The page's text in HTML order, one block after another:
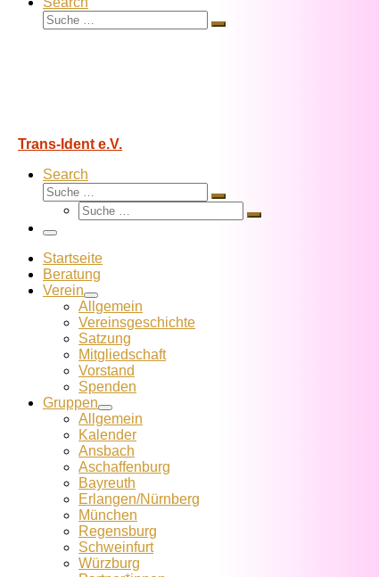
Suche
Suche
Trans-Ident e.V.
Search
Suche
Suche
Suche
Suche
Menü
Startseite
Beratung
Verein
Allgemein
Vereins­geschichte
Satzung
Mitglied­schaft
Vorstand
Spenden
Gruppen
Allgemein
Kalender
Ansbach
Aschaffenburg
Bayreuth
Erlangen/Nürnberg
München
Regensburg
Schweinfurt
Würzburg